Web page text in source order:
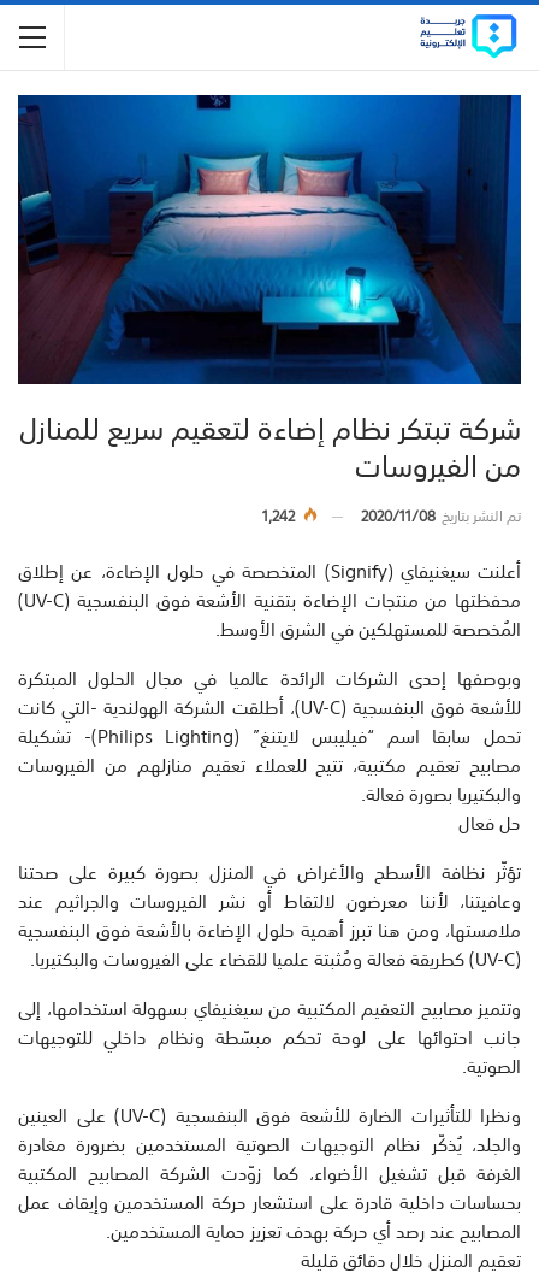
شركة تبتكر نظام إضاءة لتعقيم سريع للمنازل
من الفيروسات
تم النشر بتاريخ2020/11/08
1,242
أعلنت سيغنيفاي (Signify) المتخصصة في حلول الإضاءة، عن إطلاق
محفظتها من منتجات الإضاءة بتقنية الأشعة فوق البنفسجية (UV-C)
المُخصصة للمستهلكين في الشرق الأوسط.
وبوصفها إحدى الشركات الرائدة عالميا في مجال الحلول المبتكرة
للأشعة فوق البنفسجية (UV-C)، أطلقت الشركة الهولندية -التي كانت
تحمل سابقا اسم “فيليبس لايتنغ” (Philips Lighting)- تشكيلة
مصابيح تعقيم مكتبية، تتيح للعملاء تعقيم منازلهم من الفيروسات
والبكتيريا بصورة فعالة.
حل فعال
تؤثّر نظافة الأسطح والأغراض في المنزل بصورة كبيرة على صحتنا
وعافيتنا، لأننا معرضون لالتقاط أو نشر الفيروسات والجراثيم عند
ملامستها، ومن هنا تبرز أهمية حلول الإضاءة بالأشعة فوق البنفسجية
(UV-C) كطريقة فعالة ومُثبتة علميا للقضاء على الفيروسات والبكتيريا.
وتتميز مصابيح التعقيم المكتبية من سيغنيفاي بسهولة استخدامها، إلى
جانب احتوائها على لوحة تحكم مبسّطة ونظام داخلي للتوجيهات
الصوتية.
ونظرا للتأثيرات الضارة للأشعة فوق البنفسجية (UV-C) على العينين
والجلد، يُذكّر نظام التوجيهات الصوتية المستخدمين بضرورة مغادرة
الغرفة قبل تشغيل الأضواء، كما زوّدت الشركة المصابيح المكتبية
بحساسات داخلية قادرة على استشعار حركة المستخدمين وإيقاف عمل
المصابيح عند رصد أي حركة بهدف تعزيز حماية المستخدمين.
تعقيم المنزل خلال دقائق قليلة